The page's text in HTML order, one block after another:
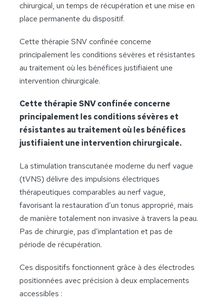
chirurgical, un temps de récupération et une mise en
place permanente du dispositif.
Cette thérapie SNV confinée concerne
principalement les conditions sévères et résistantes
au traitement où les bénéfices justifiaient une
intervention chirurgicale.
Cette thérapie SNV confinée concerne
principalement les conditions sévères et
résistantes au traitement où les bénéfices
justifiaient une intervention chirurgicale.
La stimulation transcutanée moderne du nerf vague
(tVNS) délivre des impulsions électriques
thérapeutiques comparables au nerf vague,
favorisant la restauration d’un tonus approprié, mais
de manière totalement non invasive à travers la peau.
Pas de chirurgie, pas d’implantation et pas de
période de récupération.
Ces dispositifs fonctionnent grâce à des électrodes
positionnées avec précision à deux emplacements
accessibles :